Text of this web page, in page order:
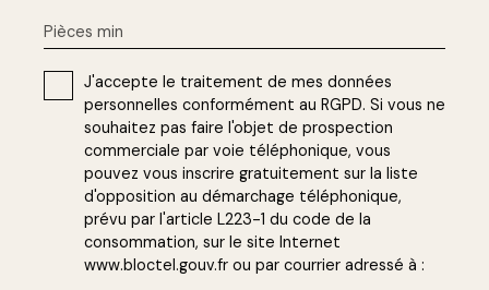
Pièces min
J'accepte le traitement de mes données
personnelles conformément au RGPD. Si vous ne
souhaitez pas faire l'objet de prospection
commerciale par voie téléphonique, vous
pouvez vous inscrire gratuitement sur la liste
d'opposition au démarchage téléphonique,
prévu par l'article L223-1 du code de la
consommation, sur le site Internet
www.bloctel.gouv.fr ou par courrier adressé à :